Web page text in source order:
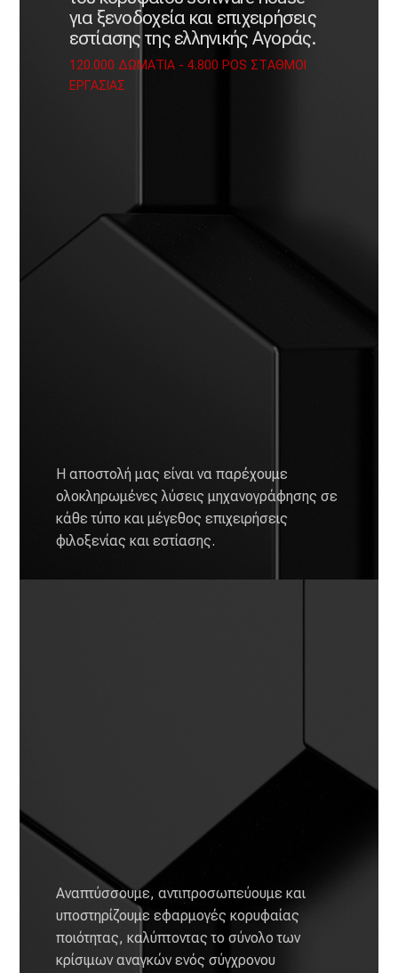
Hospitality
Integrated
Technologies
από τα
κορυφαία
Ελληνικά
ξενοδοχεία
για ξενοδοχεία και επιχειρήσεις
εστίασης της ελληνικής Αγοράς.
120.000 ΔΩΜΑΤΙΑ - 4.800 POS ΣΤΑΘΜΟΙ
ΕΡΓΑΣΙΑΣ
Η αποστολή μας είναι να παρέχουμε
ολοκληρωμένες λύσεις μηχανογράφησης σε
κάθε τύπο και μέγεθος επιχειρήσεις
φιλοξενίας και εστίασης.
Αναπτύσσουμε, αντιπροσωπεύουμε και
υποστηρίζουμε εφαρμογές κορυφαίας
ποιότητας, καλύπτοντας το σύνολο των
κρίσιμων αναγκών ενός σύγχρονου